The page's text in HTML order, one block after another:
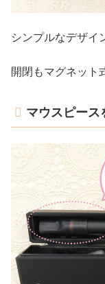
シンプルなデザイ
開閉もマグネット
マウスピース